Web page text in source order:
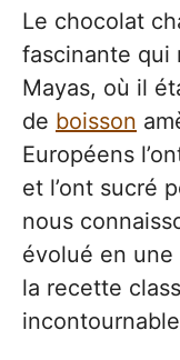
Le chocolat
fascinante qui
Mayas, où il
de boisson
Européens
et l’ont sucré
nous
évolué en
la recette